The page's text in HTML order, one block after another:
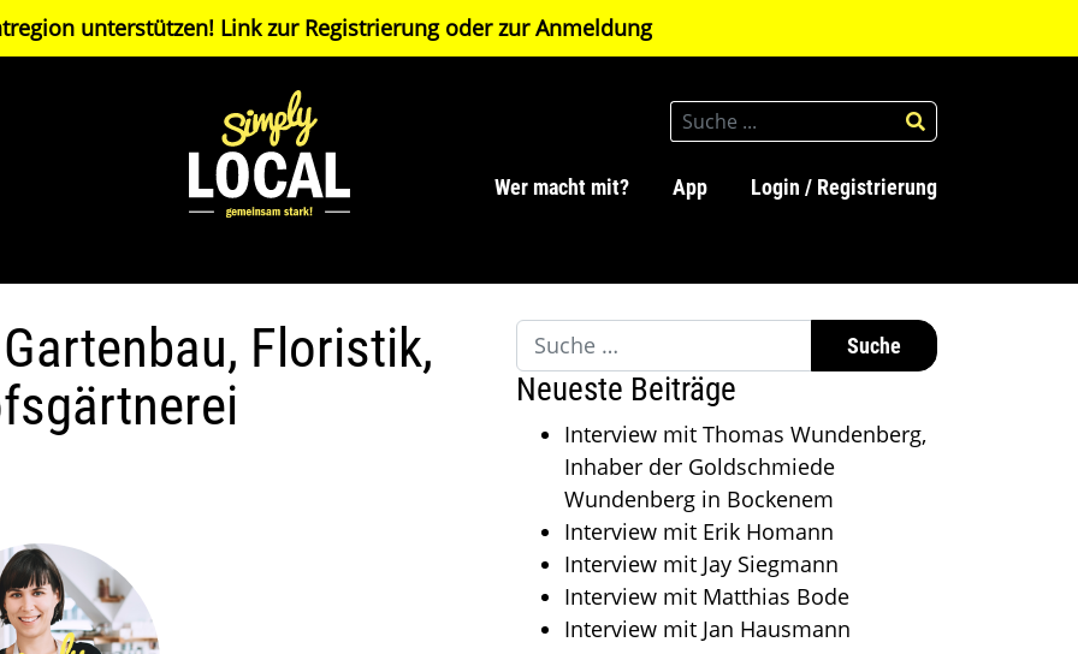
unterstützen! Link zur Registrierungoder zurAnmeldung
Wer macht mit? App Login / Registrierung
Floristik,
Suche nach:
Neueste Beiträge
Interview mit Thomas Wundenberg,
Inhaber der Goldschmiede
Wundenberg in Bockenem
Interview mit Erik Homann
Interview mit Jay Siegmann
Interview mit Matthias Bode
Interview mit Jan Hausmann